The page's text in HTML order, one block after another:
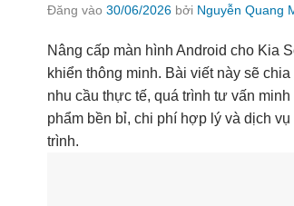
Đăng vào 30/06/2026 bởi Nguyễn Quang
Nâng cấp màn hình Android cho Kia
khiển thông minh. Bài viết này sẽ
nhu cầu thực tế, quá trình tư vấn
phẩm bền bỉ, chi phí hợp lý và dịch
trình.